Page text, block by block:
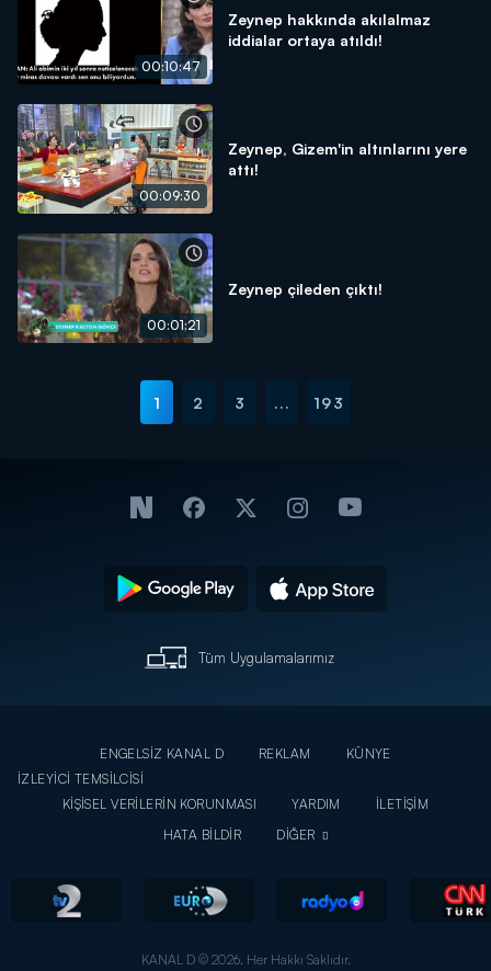
00:10:47
Zeynep hakkında akılalmaz
iddialar ortaya atıldı!
00:09:30
Zeynep, Gizem'in altınlarını yere
attı!
00:01:21
Zeynep çileden çıktı!
1 2 3 ... 193
Tüm Uygulamalarımız
ENGELSİZ KANAL D REKLAM
KÜNYE
İZLEYİCİ TEMSİLCİSİ
KİŞİSEL VERİLERİN KORUNMASI
YARDIM
İLETİŞİM
HATA BİLDİR
DİĞER
KANAL D © 2026. Her Hakkı Saklıdır.